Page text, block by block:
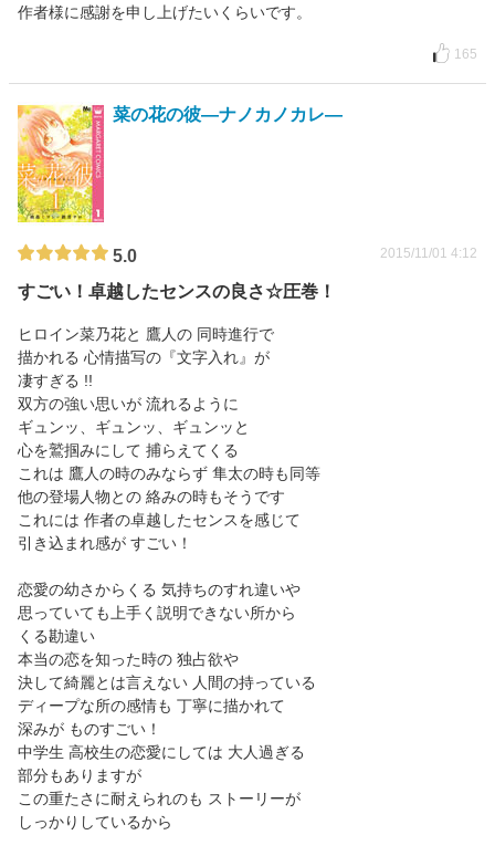
作者様に感謝を申し上げたいくらいです。
165
菜の花の彼―ナノカノカレ―
5.0 2015/11/01 4:12
すごい！卓越したセンスの良さ☆圧巻！
ヒロイン菜乃花と 鷹人の 同時進行で
描かれる 心情描写の『文字入れ』が
凄すぎる !!
双方の強い思いが 流れるように
ギュンッ、ギュンッ、ギュンッと
心を鷲掴みにして 捕らえてくる
これは 鷹人の時のみならず 隼太の時も同等
他の登場人物との 絡みの時もそうです
これには 作者の卓越したセンスを感じて
引き込まれ感が すごい！
恋愛の幼さからくる 気持ちのすれ違いや
思っていても上手く説明できない所から
くる勘違い
本当の恋を知った時の 独占欲や
決して綺麗とは言えない 人間の持っている
ディープな所の感情も 丁寧に描かれて
深みが ものすごい！
中学生 高校生の恋愛にしては 大人過ぎる
部分もありますが
この重たさに耐えられのも ストーリーが
しっかりしているから